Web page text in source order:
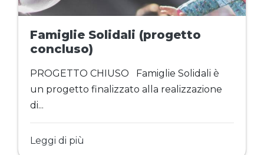
Famiglie Solidali (progetto
concluso)
PROGETTO CHIUSO Famiglie Solidali è
un progetto finalizzato alla realizzazione
di...
Leggi di più